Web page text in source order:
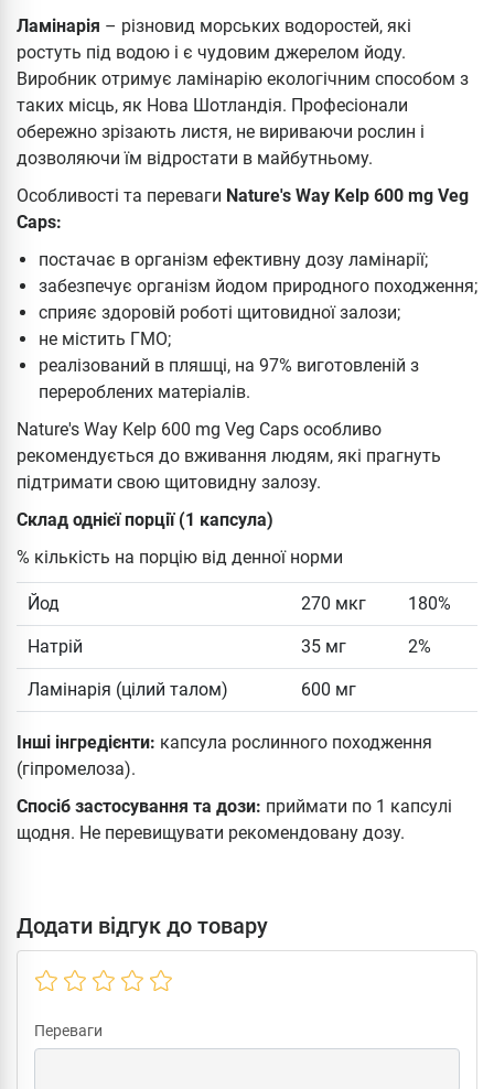
Ламінарія – різновид морських водоростей, які
ростуть під водою і є чудовим джерелом йоду.
Виробник отримує ламінарію екологічним способом з
таких місць, як Нова Шотландія. Професіонали
обережно зрізають листя, не вириваючи рослин і
дозволяючи їм відростати в майбутньому.
Особливості та переваги Nature's Way Kelp 600 mg Veg
Caps:
постачає в організм ефективну дозу ламінарії;
забезпечує організм йодом природного походження;
сприяє здоровій роботі щитовидної залози;
не містить ГМО;
реалізований в пляшці, на 97% виготовленій ​​з
перероблених матеріалів.
Nature's Way Kelp 600 mg Veg Caps особливо
рекомендується до вживання людям, які прагнуть
підтримати свою щитовидну залозу.
Склад однієї порції (1 капсула)
% кількість на порцію від денної норми
Йод 270 мкг 180%
Натрій 35 мг 2%
Ламінарія (цілий талом) 600 мг
Інші інгредієнти: капсула рослинного походження
(гіпромелоза).
Спосіб застосування та дози: приймати по 1 капсулі
щодня. Не перевищувати рекомендовану дозу.
Додати відгук до товару
Переваги